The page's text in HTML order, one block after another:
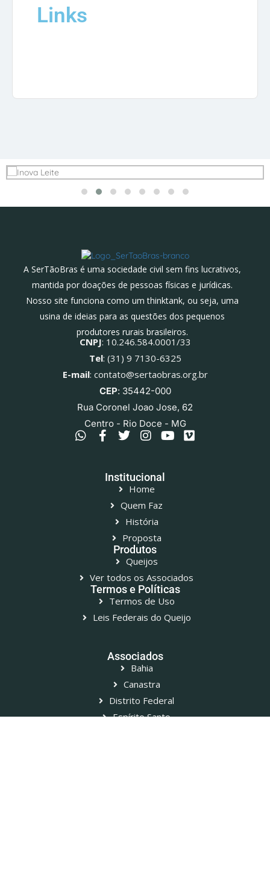
Links
A SerTãoBras é uma sociedade civil sem fins lucrativos,
mantida por doações de pessoas físicas e jurídicas.
Nosso site funciona como um thinktank, ou seja, uma
usina de ideias para as questões dos pequenos
produtores rurais brasileiros.
CNPJ: 10.246.584.0001/33
Tel: (31) 9 7130-6325
E-mail: contato@sertaobras.org.br
CEP: 35442-000
Rua Coronel Joao Jose, 62
Centro - Rio Doce - MG
Institucional
Home
Quem Faz
História
Proposta
Produtos
Queijos
Ver todos os Associados
Termos e Políticas
Termos de Uso
Leis Federais do Queijo
Associados
Bahia
Canastra
Distrito Federal
Espírito Santo